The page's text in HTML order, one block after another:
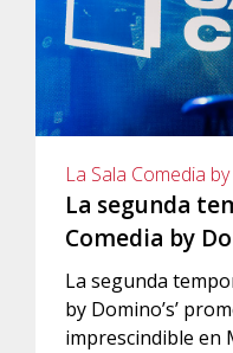
La Sala Comedia
La segunda
Comedia by
La segunda
by Domino’s’
imprescindible en